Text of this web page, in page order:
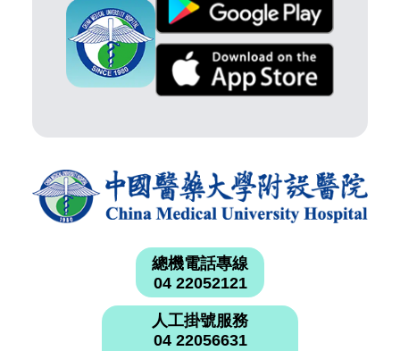
總機電話專線
04 22052121
人工掛號服務
04 22056631